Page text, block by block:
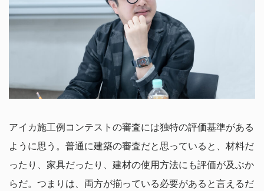
アイカ施工例コンテストの審査には独特の評価基準がある
ように思う。普通に建築の審査だと思っていると、材料だ
ったり、家具だったり、建材の使用方法にも評価が及ぶか
らだ。つまりは、両方が揃っている必要があると言えるだ